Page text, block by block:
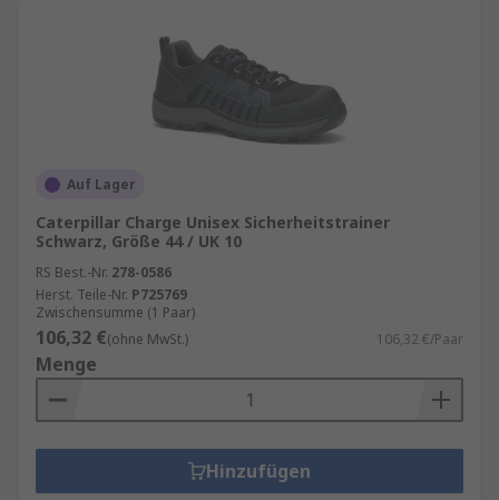
Auf Lager
Caterpillar Charge Unisex Sicherheitstrainer
Schwarz, Größe 44 / UK 10
RS Best.-Nr. 278-0586
Herst. Teile-Nr. P725769
Zwischensumme (1 Paar)
106,32 €(ohne MwSt.) 106,32 €/Paar
Menge
Hinzufügen